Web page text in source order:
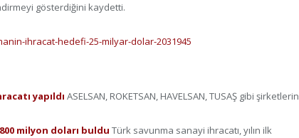
gösterdiğini kaydetti.
ihracat-hedefi-25-milyar-dolar-2031945
yapıldı ASELSAN, ROKETSAN, HAVELSAN, TUSAŞ gibi şirketlerin
milyon doları buldu Türk savunma sanayi ihracatı, yılın ilk